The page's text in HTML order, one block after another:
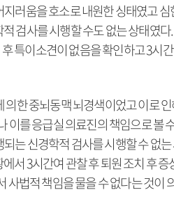
러움을 호소로 내원한 싱태였고 심
검사를 시행할 수도 없는 상태였다
특이소견이 없음을 확인하고 3시
한 중뇌동맥 뇌경색이었고 이로
이를 응급실 의료진의 책임으로 볼
는 신경학적 검사를 시행할 수 없
서 3시간여 관찰 후 퇴원 조치 후 증
사법적 책임을 물을 수 없다는 것이